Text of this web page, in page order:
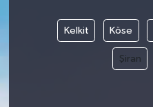
Kelkit Köse
Şiran